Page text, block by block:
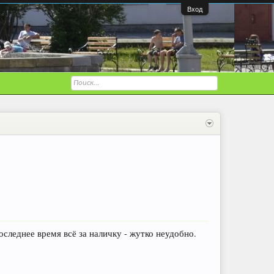
Вход
время всё за наличку - жутко неудобно.